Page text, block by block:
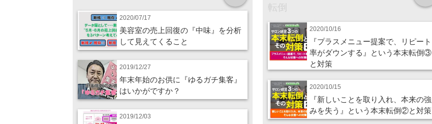
2020/07/17
美容室の売上回復の『中味』を分析
して見えてくること
2019/12/27
年末年始のお供に『ゆるガチ集客』
はいかがですか？
2019/12/03
転倒
2020/10/16
『プラスメニュー提案で、リピート
率がダウンする』という本末転倒③
と対策
2020/10/15
『新しいことを取り入れ、本来の強
みを失う』という本末転倒②と対策